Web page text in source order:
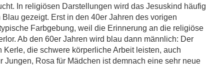
In religiösen Darstellungen wird das Jesuskind häufig
gezeigt. Erst in den 40er Jahren des vorigen
Farbgebung, weil die Erinnerung an die religiöse
Ab den 60er Jahren wird blau dann männlich: Der
Kerle, die schwere körperliche Arbeit leisten, auch
Jungen, Rosa für Mädchen ist demnach eine sehr neue